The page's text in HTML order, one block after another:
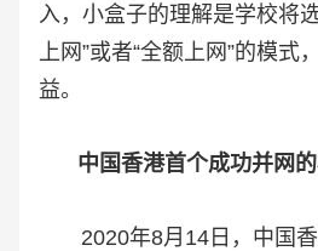
入，小盒子的理解是学校将
上网”或者“全额上网”的模式
益。
中国香港首个成功并网
2020年8月14日，中国